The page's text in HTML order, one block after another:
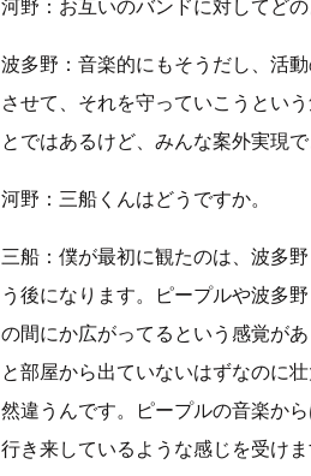
河野：お互いのバンドに対してど
波多野：音楽的にもそうだし、活
させて、それを守っていこうとい
とではあるけど、みんな案外実現
河野：三船くんはどうですか。
三船：僕が最初に観たのは、波多
う後になります。ピープルや波多
の間にか広がってるという感覚が
と部屋から出ていないはずなのに
然違うんです。ピープルの音楽か
行き来しているような感じを受けま